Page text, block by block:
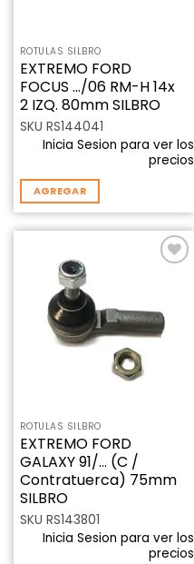
ROTULAS SILBRO
EXTREMO FORD
FOCUS …/06 RM-H 14x
2 IZQ. 80mm SILBRO
SKU RS144041
Inicia Sesion para ver los
precios
AGREGAR
deseos
ROTULAS SILBRO
EXTREMO FORD
GALAXY 91/… (C /
Contratuerca) 75mm
SILBRO
SKU RS143801
Inicia Sesion para ver los
precios